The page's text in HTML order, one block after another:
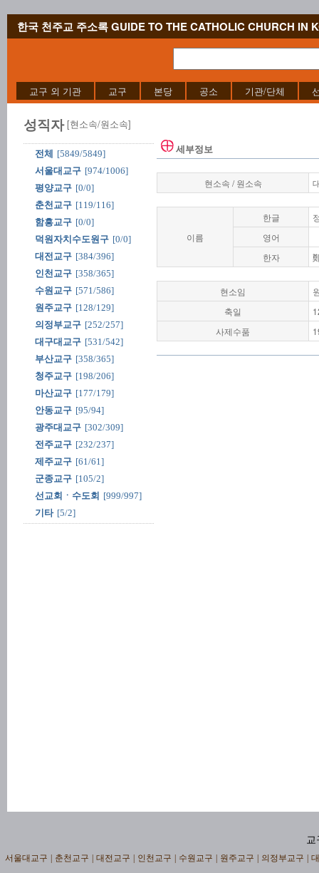
한국 천주교 주소록 GUIDE TO THE CATHOLIC CHURCH IN
교구 외 기관 교구 본당 공소 기관/단체
성직자 [현소속/원소속]
전체
[5849/5849]
서울대교구 [974/1006]
평양교구 [0/0]
춘천교구 [119/116]
함흥교구 [0/0]
덕원자치수도원구 [0/0]
대전교구 [384/396]
인천교구 [358/365]
수원교구 [571/586]
원주교구 [128/129]
의정부교구 [252/257]
대구대교구 [531/542]
부산교구 [358/365]
청주교구 [198/206]
마산교구 [177/179]
안동교구 [95/94]
광주대교구 [302/309]
전주교구 [232/237]
제주교구 [61/61]
군종교구 [105/2]
선교회ㆍ수도회 [999/997]
기타 [5/2]
세부정보
현소속 / 원소속
이름
한글
영어
한자
현소임
축일
사제수품
교
서울대교구 춘천교구 대전교구 인천교구 수원교구 원주교구 의정부교구